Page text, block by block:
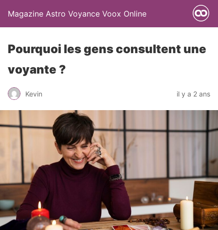
Magazine Astro Voyance Voox Online
Pourquoi les gens consultent une
voyante ?
Kevin il y a 2 ans